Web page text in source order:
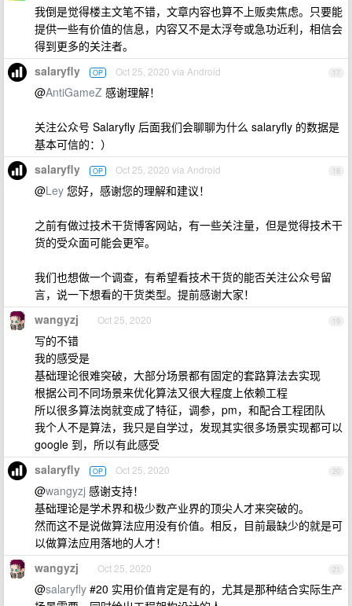
我倒是觉得楼主文笔不错，文章内容也算不上贩卖焦虑。只要能
提供一些有价值的信息，内容又不是太浮夸或急功近利，相信会
得到更多的关注者。
17
salaryfly OP Oct 25, 2020 via Android
@AntiGameZ 感谢理解！
关注公众号 Salaryfly 后面我们会聊聊为什么 salaryfly 的数据是
基本可信的：）
18
salaryfly OP Oct 25, 2020 via Android
@Ley 您好，感谢您的理解和建议！
之前有做过技术干货博客网站，有一些关注量，但是觉得技术干
货的受众面可能会更窄。
我们也想做一个调查，有希望看技术干货的能否关注公众号留
言，说一下想看的干货类型。提前感谢大家！
19
wangyzj Oct 25, 2020
写的不错
我的感受是
基础理论很难突破，大部分场景都有固定的套路算法去实现
根据公司不同场景来优化算法又很大程度上依赖工程
所以很多算法岗就变成了特征，调参，pm，和配合工程团队
我个人不是算法，我只是自学过，发现其实很多场景实现都可以
google 到，所以有此感受
20
salaryfly OP Oct 25, 2020
@wangyzj 感谢支持！
基础理论是学术界和极少数产业界的顶尖人才来突破的。
然而这不是说做算法应用没有价值。相反，目前最缺少的就是可
以做算法应用落地的人才！
21
wangyzj Oct 25, 2020
@salaryfly #20 实用价值肯定是有的，尤其是那种结合实际生产